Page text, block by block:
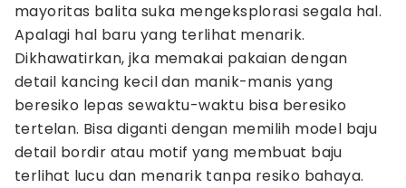
mayoritas balita suka mengeksplorasi segala hal.
Apalagi hal baru yang terlihat menarik.
Dikhawatirkan, jka memakai pakaian dengan
detail kancing kecil dan manik-manis yang
beresiko lepas sewaktu-waktu bisa beresiko
tertelan. Bisa diganti dengan memilih model baju
detail bordir atau motif yang membuat baju
terlihat lucu dan menarik tanpa resiko bahaya.